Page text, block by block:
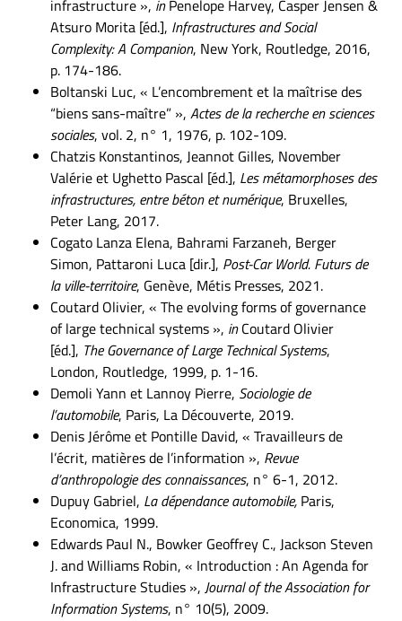
infrastructure », inPenelope Harvey, Casper Jensen &
Atsuro Morita [éd.], Infrastructures and Social
Complexity: A Companion, New York, Routledge, 2016,
p. 174-186.
Boltanski Luc, « L’encombrement et la maîtrise des
“biens sans-maître” », Actes de la recherche en sciences
sociales, vol. 2, n° 1, 1976, p. 102-109.
Chatzis Konstantinos, Jeannot Gilles, November
Valérie et Ughetto Pascal [éd.], Les métamorphoses des
infrastructures, entre béton et numérique, Bruxelles,
Peter Lang, 2017.
Cogato Lanza Elena, Bahrami Farzaneh, Berger
Simon, Pattaroni Luca [dir.], Post-Car World. Futurs de
la ville-territoire, Genève, Métis Presses, 2021.
Coutard Olivier, « The evolving forms of governance
of large technical systems », inCoutard Olivier
[éd.], The Governance of Large Technical Systems,
London, Routledge, 1999, p. 1-16.
Demoli Yann et Lannoy Pierre, Sociologie de
l’automobile, Paris, La Découverte, 2019.
Denis Jérôme et Pontille David, « Travailleurs de
l’écrit, matières de l’information », Revue
d’anthropologie des connaissances, n° 6-1, 2012.
Dupuy Gabriel, La dépendance automobile, Paris,
Economica, 1999.
Edwards Paul N., Bowker Geoffrey C., Jackson Steven
J. and Williams Robin, « Introduction : An Agenda for
Infrastructure Studies », Journal of the Association for
Information Systems, n° 10(5), 2009.